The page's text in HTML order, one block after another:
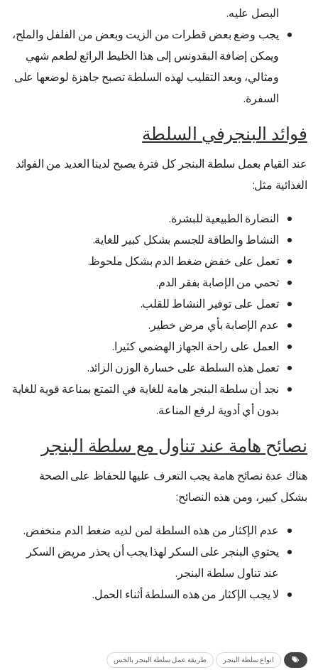
البصل عليه.
يجب وضع بعض قطرات من الزيت وبعض من الفلفل والملح،
ويمكن إضافة البقدونس إلى هذا الخليط الرائع لطعم شهي
ومثالي، وبعد التقليب لهذه السلطة تصبح جاهزة لوضعها على
السفرة.
فوائد البنجرفي السلطة
عند القيام بعمل سلطة البنجر كل فترة يصبح لدينا العديد من الفوائد
الغذائية مثل:
النضارة الطبيعية للبشرة.
النشاط والطاقة للجسم بشكل كبير للغاية.
تعمل على خفض ضغط الدم بشكل ملحوظ.
تحمي من الإصابة بفقر الدم.
تعمل على توفير النشاط للقلب.
عدم الإصابة بأي مرض خطير.
العمل على راحة الجهاز الهضمي كثيرا.
تعمل هذه السلطة على خسارة الوزن الزائد.
نجد أن سلطة البنجر هامة للغاية في التمتع بمناعة قوية للغاية
بدون أي أدوية لرفع المناعة.
نصائح هامة عند تناول مع سلطة البنجر
هناك عدة نصائح هامة يجب التعرف عليها للحفاظ على الصحة
بشكل كبير، ومن هذه النصائح:
عدم الإكثار من هذه السلطة لمن لديه ضغط الدم منخفض.
يحتوي البنجر على السكر لهذا يجب أن يحذر مريض السكر
عند تناول سلطة البنجر.
لا يجب الإكثار من هذه السلطة أثناء الحمل.
انواع سلطة البنجر طريقة عمل سلطة البنجر بالخس